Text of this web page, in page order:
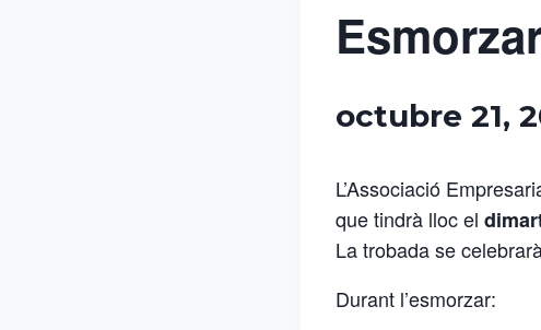
octubre 21,
L’Associació
que tindrà lloc el
La trobada se
Durant l’esmorzar: